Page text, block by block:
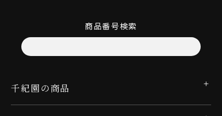
商品番号検索
千紀園の商品